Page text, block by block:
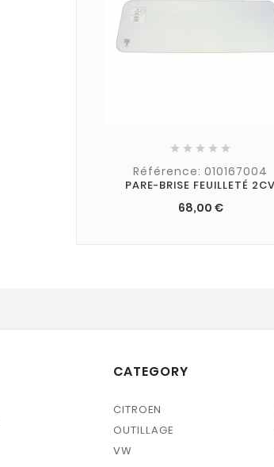
    
Référence: 010167004
PARE-BRISE FEUILLETÉ 2CV
68,00 €
CATEGORY
CITROEN
OUTILLAGE
VW